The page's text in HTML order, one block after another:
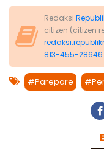
Redaksi
citizen (citizen
813-455-28646
#Parepare